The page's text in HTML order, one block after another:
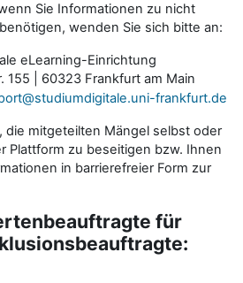
Sie Informationen zu nicht
wenden Sie sich bitte an:
eLearning-Einrichtung
155 | 60323 Frankfurt am Main
frankfurt.de
die mitgeteilten Mängel selbst oder
Plattform zu beseitigen bzw. Ihnen
in barrierefreier Form zur
für